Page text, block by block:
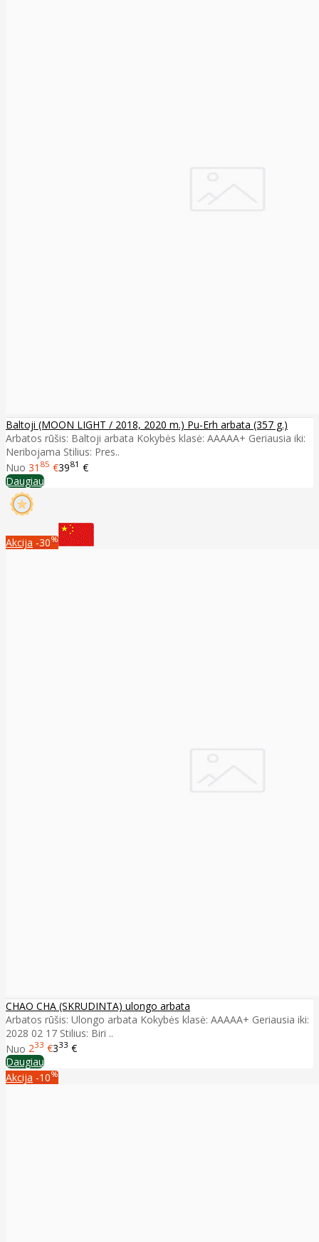
Baltoji (MOON LIGHT / 2018, 2020 m.) Pu-Erh arbata (357 g.)
Arbatos rūšis: Baltoji arbata Kokybės klasė: AAAAA+ Geriausia iki:
Neribojama Stilius: Pres..
Nuo 31 85 €3981 €
Daugiau
Akcija -30%
CHAO CHA (SKRUDINTA) ulongo arbata
Arbatos rūšis: Ulongo arbata Kokybės klasė: AAAAA+ Geriausia iki:
2028 02 17 Stilius: Biri ..
Nuo 233 €333 €
Daugiau
Akcija -10%